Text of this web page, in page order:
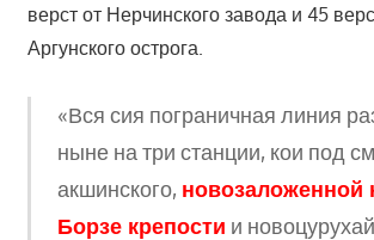
верст от Нерчинского завода и 45
Аргунского острога.
«Вся сия пограничная линия
ныне на три станции, кои под
акшинского, новозаложенной
Борзе крепости и